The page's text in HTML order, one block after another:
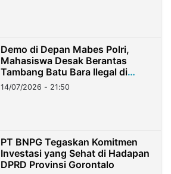
Demo di Depan Mabes Polri,
Mahasiswa Desak Berantas
Tambang Batu Bara Ilegal di
Lampung
14/07/2026 - 21:50
PT BNPG Tegaskan Komitmen
Investasi yang Sehat di Hadapan
DPRD Provinsi Gorontalo